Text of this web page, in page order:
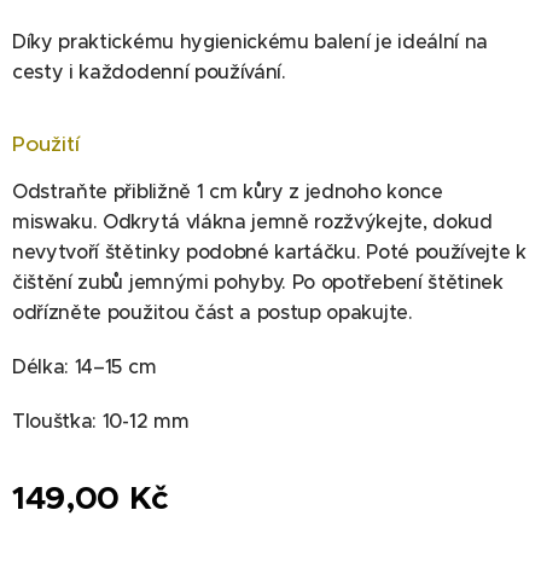
Díky praktickému hygienickému balení je ideální na
cesty i každodenní používání.
Použití
Odstraňte přibližně 1 cm kůry z jednoho konce
miswaku. Odkrytá vlákna jemně rozžvýkejte, dokud
nevytvoří štětinky podobné kartáčku. Poté používejte k
čištění zubů jemnými pohyby. Po opotřebení štětinek
odřízněte použitou část a postup opakujte.
Délka: 14–15 cm
Tloušťka: 10-12 mm
149,00 Kč